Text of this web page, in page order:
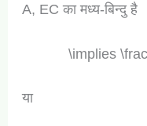
A, EC का मध्य-बिन्दु है
\implies
या